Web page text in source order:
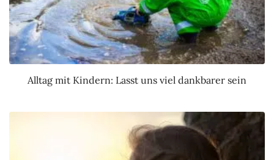
Alltag mit Kindern: Lasst uns viel dankbarer sein